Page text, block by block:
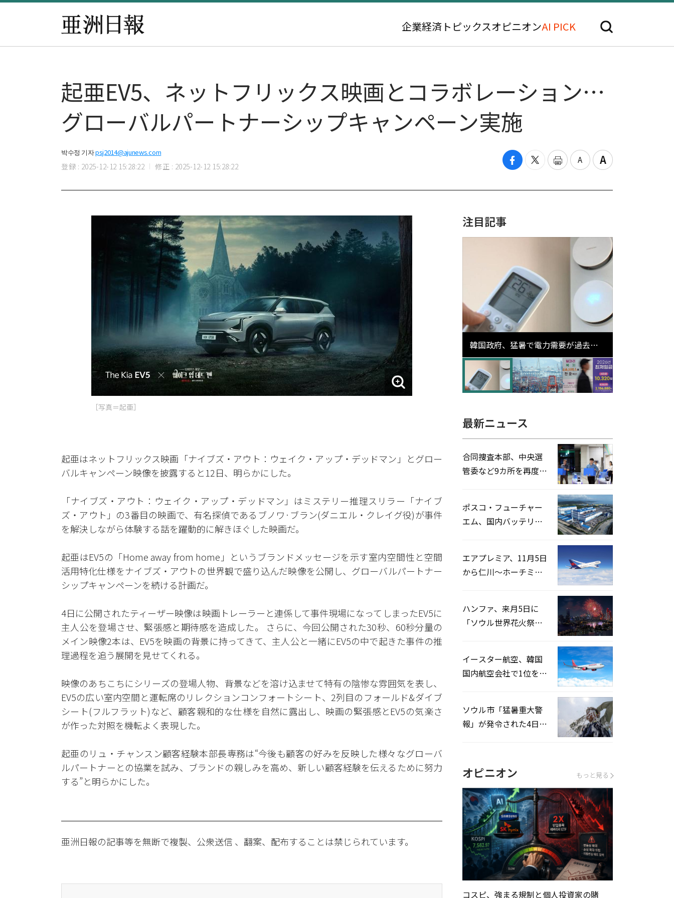
企業経済 トピックスオピニオンAI PICK
起亜EV5、ネットフリックス映画とコラボレーション…
グローバルパートナーシップキャンペーン実施
박수정 기자psj2014@ajunews.com
登録 : 2025-12-12 15:28:22 修正 : 2025-12-12 15:28:22
［写真＝起亜］
起亜はネットフリックス映画「ナイブズ・アウト：ウェイク・アップ・デッドマン」とグロー
バルキャンペーン映像を披露すると12日、明らかにした。
「ナイブズ・アウト：ウェイク・アップ・デッドマン」はミステリー推理スリラー「ナイブ
ズ・アウト」の3番目の映画で、有名探偵であるブノワ·ブラン(ダニエル・クレイグ役)が事件
を解決しながら体験する話を躍動的に解きほぐした映画だ。
起亜はEV5の「Home away from home」というブランドメッセージを示す室内空間性と空間
活用特化仕様をナイブズ・アウトの世界観で盛り込んだ映像を公開し、グローバルパートナー
シップキャンペーンを続ける計画だ。
4日に公開されたティーザー映像は映画トレーラーと連係して事件現場になってしまったEV5に
主人公を登場させ、緊張感と期待感を造成した。 さらに、今回公開された30秒、60秒分量の
メイン映像2本は、EV5を映画の背景に持ってきて、主人公と一緒にEV5の中で起きた事件の推
理過程を追う展開を見せてくれる。
映像のあちこちにシリーズの登場人物、背景などを溶け込ませて特有の陰惨な雰囲気を表し、
EV5の広い室内空間と運転席のリレクションコンフォートシート、2列目のフォールド&ダイブ
シート(フルフラット)など、顧客親和的な仕様を自然に露出し、映画の緊張感とEV5の気楽さ
が作った対照を機転よく表現した。
起亜のリュ・チャンスン顧客経験本部長専務は“今後も顧客の好みを反映した様々なグローバ
ルパートナーとの協業を試み、ブランドの親しみを高め、新しい顧客経験を伝えるために努力
する”と明らかにした。
亜洲日報の記事等を無断で複製、公衆送信 、翻案、配布することは禁じられています。
注目記事
韓国政府、猛暑で電力需要が過去最
高更新の可能性に需給対応体制を点
検
最新ニュース
合同捜査本部、中央選
管委など9カ所を再度家
ポスコ・フューチャー
エム、国内バッテリー
エアプレミア、11月5日
から仁川〜ホーチミン
ハンファ、来月5日に
「ソウル世界花火祭り
イースター航空、韓国
国内航空会社で1位を記
ソウル市「猛暑重大警
報」が発令された4日、
オピニオン もっと見る
コスピ、強まる規制と個人投資家の賭